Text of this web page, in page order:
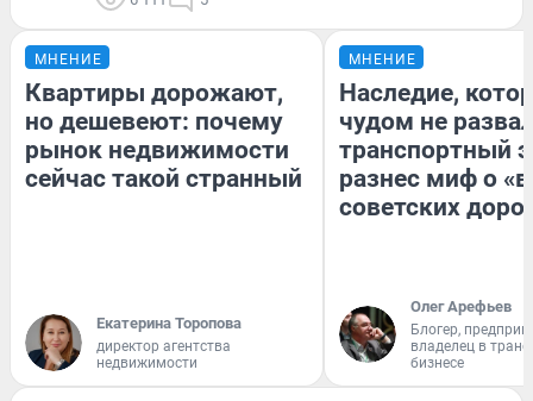
МНЕНИЕ
Квартиры дорожают,
но дешевеют: почему
рынок недвижимости
сейчас такой странный
Екатерина Торопова
директор агентства
недвижимости
МНЕНИЕ
Наследие,
чудом не
транспортный
разнес миф о
советских
Олег Арефьев
Блогер,
владелец в
бизнесе